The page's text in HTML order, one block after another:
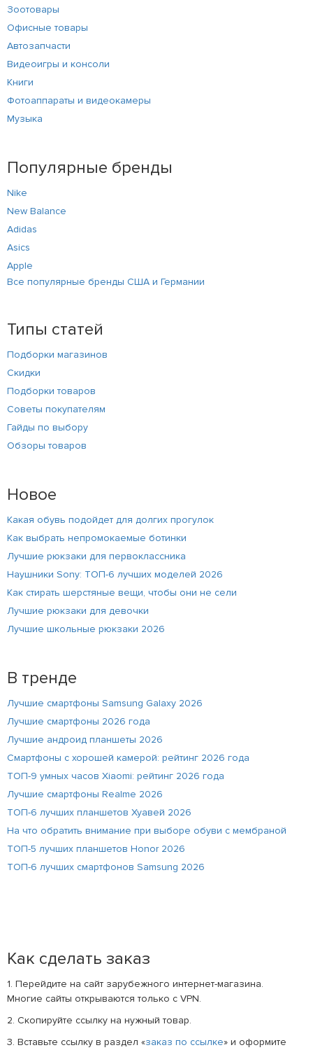
Зоотовары
Офисные товары
Автозапчасти
Видеоигры и консоли
Книги
Фотоаппараты и видеокамеры
Музыка
Популярные бренды
Nike
New Balance
Adidas
Asics
Apple
Все популярные бренды США и Германии
Типы статей
Подборки магазинов
Скидки
Подборки товаров
Советы покупателям
Гайды по выбору
Обзоры товаров
Новое
Какая обувь подойдет для долгих прогулок
Как выбрать непромокаемые ботинки
Лучшие рюкзаки для первоклассника
Наушники Sony: ТОП-6 лучших моделей 2026
Как стирать шерстяные вещи, чтобы они не сели
Лучшие рюкзаки для девочки
Лучшие школьные рюкзаки 2026
В тренде
Лучшие смартфоны Samsung Galaxy 2026
Лучшие смартфоны 2026 года
Лучшие андроид планшеты 2026
Смартфоны с хорошей камерой: рейтинг 2026 года
ТОП-9 умных часов Xiaomi: рейтинг 2026 года
Лучшие смартфоны Realme 2026
ТОП-6 лучших планшетов Хуавей 2026
На что обратить внимание при выборе обуви с мембраной
ТОП-5 лучших планшетов Honor 2026
ТОП-6 лучших смартфонов Samsung 2026
Как сделать заказ
1. Перейдите на сайт зарубежного интернет-магазина.
Многие сайты открываются только с VPN.
2. Скопируйте ссылку на нужный товар.
3. Вставьте ссылку в раздел «заказ по ссылке» и оформите